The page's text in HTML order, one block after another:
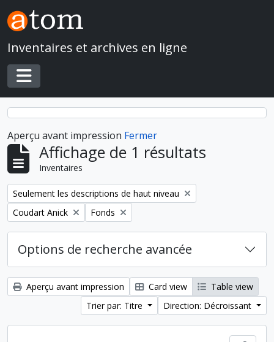
Skip to main content
Inventaires et archives en ligne
Toggle navigation
Aperçu avant impression Fermer
Affichage de 1 résultats
Inventaires
Remove filter:
Seulement les descriptions de haut niveau
Remove filter:
Coudart Anick Remove filter:
Fonds
Options de recherche avancée
Aperçu avant impression Card view
Table view
Trier par: Titre
Direction: Décroissant